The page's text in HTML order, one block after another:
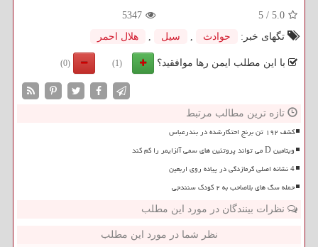
5.0
/
5
5347
تگهای خبر:
حوادث سیل هلال احمر
با این مطلب ایمن رها موافقید؟ (1)
(0)
تازه ترین مطالب مرتبط
کشف ۱۹۲ تن برنج احتکارشده در بندرعباس
ویتامین D می تواند پروتئین های سمی آلزایمر را کم کند
4 نشانه اصلی گرمازدگی در پیاده روی اربعین
حمله سگ های بلاصاحب به ۲ کودک سنندجی
نظرات بینندگان در مورد این مطلب
نظر شما در مورد این مطلب